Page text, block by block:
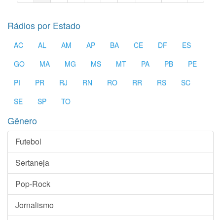
Rádios por Estado
AC AL AM AP BA CE DF
ES
GO
MA MG MS MT PA PB
PE
PI
PR RJ RN RO RR RS
SC
SE
SP TO
Gênero
Futebol
Sertaneja
Pop-Rock
Jornalismo